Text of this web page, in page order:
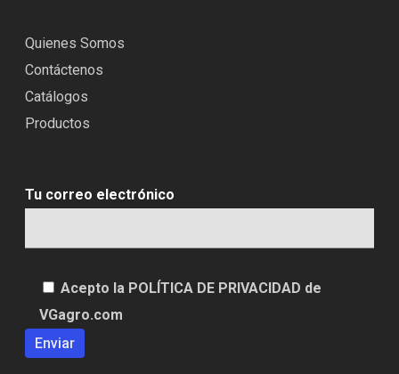
Quienes Somos
Contáctenos
Catálogos
Productos
Tu correo electrónico
Acepto la POLÍTICA DE PRIVACIDAD de
VGagro.com